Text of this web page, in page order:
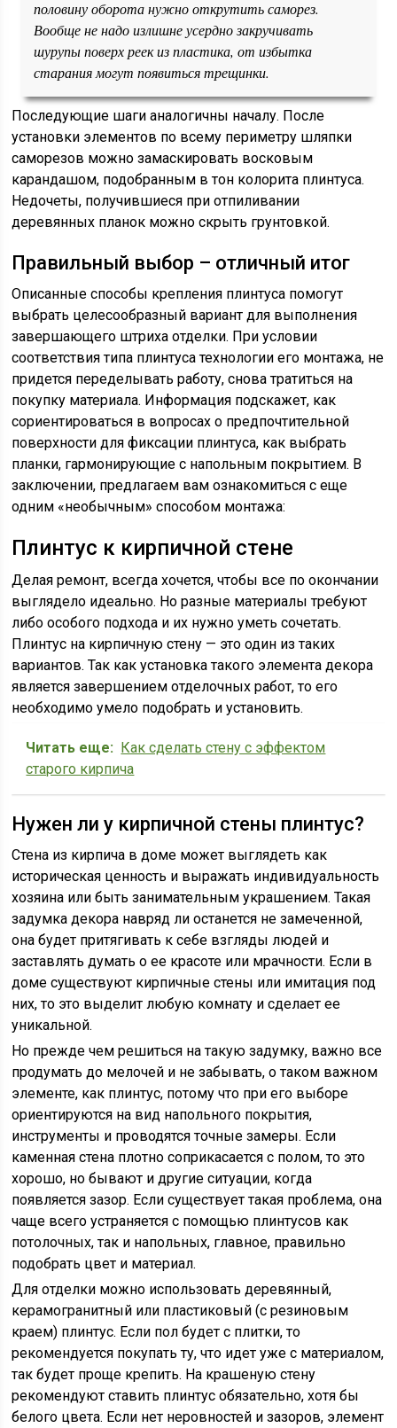
половину оборота нужно открутить саморез.
Вообще не надо излишне усердно закручивать
шурупы поверх реек из пластика, от избытка
старания могут появиться трещинки.
Последующие шаги аналогичны началу. После
установки элементов по всему периметру шляпки
саморезов можно замаскировать восковым
карандашом, подобранным в тон колорита плинтуса.
Недочеты, получившиеся при отпиливании
деревянных планок можно скрыть грунтовкой.
Правильный выбор – отличный итог
Описанные способы крепления плинтуса помогут
выбрать целесообразный вариант для выполнения
завершающего штриха отделки. При условии
соответствия типа плинтуса технологии его монтажа, не
придется переделывать работу, снова тратиться на
покупку материала. Информация подскажет, как
сориентироваться в вопросах о предпочтительной
поверхности для фиксации плинтуса, как выбрать
планки, гармонирующие с напольным покрытием. В
заключении, предлагаем вам ознакомиться с еще
одним «необычным» способом монтажа:
Плинтус к кирпичной стене
Делая ремонт, всегда хочется, чтобы все по окончании
выглядело идеально. Но разные материалы требуют
либо особого подхода и их нужно уметь сочетать.
Плинтус на кирпичную стену — это один из таких
вариантов. Так как установка такого элемента декора
является завершением отделочных работ, то его
необходимо умело подобрать и установить.
Читать еще: Как сделать стену с эффектом
старого кирпича
Нужен ли у кирпичной стены плинтус?
Стена из кирпича в доме может выглядеть как
историческая ценность и выражать индивидуальность
хозяина или быть занимательным украшением. Такая
задумка декора навряд ли останется не замеченной,
она будет притягивать к себе взгляды людей и
заставлять думать о ее красоте или мрачности. Если в
доме существуют кирпичные стены или имитация под
них, то это выделит любую комнату и сделает ее
уникальной.
Но прежде чем решиться на такую задумку, важно все
продумать до мелочей и не забывать, о таком важном
элементе, как плинтус, потому что при его выборе
ориентируются на вид напольного покрытия,
инструменты и проводятся точные замеры. Если
каменная стена плотно соприкасается с полом, то это
хорошо, но бывают и другие ситуации, когда
появляется зазор. Если существует такая проблема, она
чаще всего устраняется с помощью плинтусов как
потолочных, так и напольных, главное, правильно
подобрать цвет и материал.
Для отделки можно использовать деревянный,
керамогранитный или пластиковый (с резиновым
краем) плинтус. Если пол будет с плитки, то
рекомендуется покупать ту, что идет уже с материалом,
так будет проще крепить. На крашеную стену
рекомендуют ставить плинтус обязательно, хотя бы
белого цвета. Если нет неровностей и зазоров, элемент